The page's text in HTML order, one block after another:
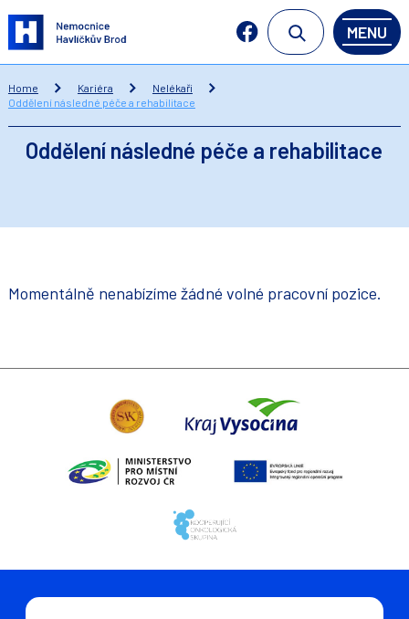
MENU
Home Kariéra
Nelékaři
Oddělení následné péče a rehabilitace
Oddělení následné péče a rehabilitace
Momentálně nenabízíme žádné volné pracovní pozice.